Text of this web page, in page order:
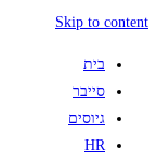
Skip to content
בית
סייבר
גיוסים
HR